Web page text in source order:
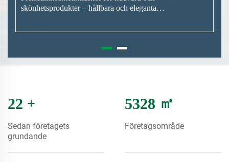
22 +
Sedan företagets
grundande
5328 ㎡
Företagsområde